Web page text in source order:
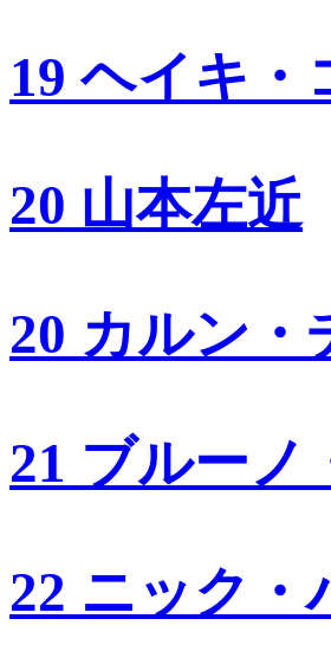
19 ヘイキ
20 山本左近
20 カルン・
21 ブルーノ
22 ニック